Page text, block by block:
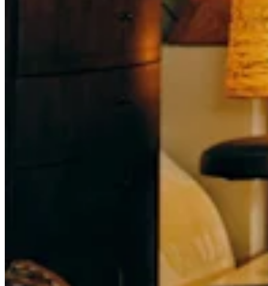
Haz un seguimiento del rendimiento
Agrega fuentes de ingresos
Servicios mascotas
Organizaciones y entidades sin fines de lucro